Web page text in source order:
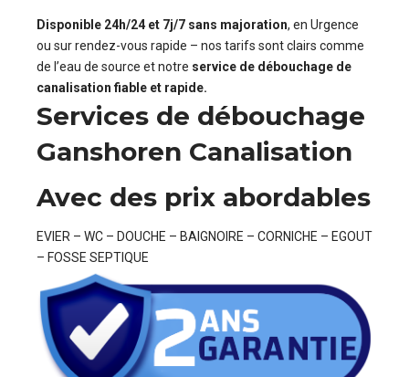
Disponible 24h/24 et 7j/7 sans majoration, en Urgence
ou sur rendez-vous rapide – nos tarifs sont clairs comme
de l’eau de source et notre service de débouchage de
canalisation fiable et rapide.
Services de débouchage
Ganshoren Canalisation
Avec des prix abordables
EVIER – WC – DOUCHE – BAIGNOIRE – CORNICHE – EGOUT
– FOSSE SEPTIQUE